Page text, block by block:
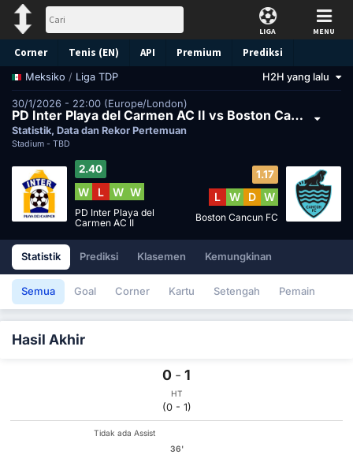
LIGA MENU
Corner Tenis (EN) API Premium Prediksi
Meksiko / Liga TDP H2H yang lalu
30/1/2026 - 22:00 (Europe/London)
PD Inter Playa del Carmen AC II vs Boston Cancun FC
Statistik, Data dan Rekor Pertemuan
Stadium - TBD
2.40
W L W W
PD Inter Playa del
Carmen AC II
1.17
L W D W
Boston Cancun FC
Statistik Prediksi Klasemen Kemungkinan
Semua Goal Corner Kartu Setengah Pemain
Hasil Akhir
0 - 1
HT
(0 - 1)
Tidak ada Assist
36'